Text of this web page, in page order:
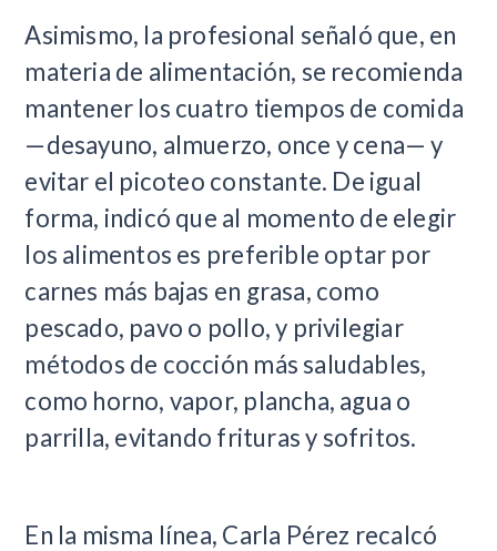
Asimismo, la profesional señaló que, en
materia de alimentación, se recomienda
mantener los cuatro tiempos de comida
—desayuno, almuerzo, once y cena— y
evitar el picoteo constante. De igual
forma, indicó que al momento de elegir
los alimentos es preferible optar por
carnes más bajas en grasa, como
pescado, pavo o pollo, y privilegiar
métodos de cocción más saludables,
como horno, vapor, plancha, agua o
parrilla, evitando frituras y sofritos.
En la misma línea, Carla Pérez recalcó